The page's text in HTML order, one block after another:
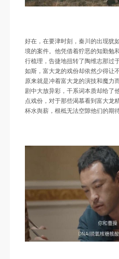
好在，在要津时刻，秦川的出现犹
境的案件。他凭借着狞恶的知勤勉
行梳理，告捷地扭转了陶维志那过
如斯，富大龙的戏份却依然少得让
原来就是冲着富大龙的演技和魔力
剧中大放异彩，干系词本质却给了
点戏份，对于那些渴慕看到富大龙
杯水舆薪，根柢无法空隙他们的期待